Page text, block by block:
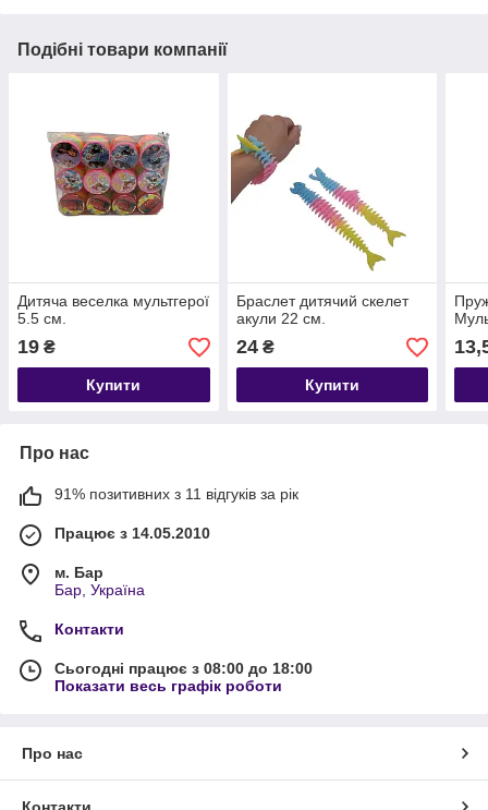
Подібні товари компанії
Дитяча веселка мультгерої
5.5 см.
19 ₴
Купити
Браслет дитячий скелет
акули 22 см.
24₴
Купити
Про нас
91% позитивних з 11 відгуків за рік
Працює з 14.05.2010
м. Бар
Бар, Україна
Контакти
Сьогодні працює з 08:00 до 18:00
Показати весь графік роботи
Про нас